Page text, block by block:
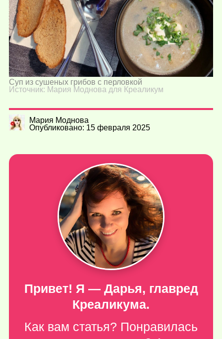
Суп из сушеных грибов с перловкой
Источник: Мария Моднова для Креаликум
Мария Моднова
Опубликовано: 15 февраля 2025
Привет! Я — Дарья, главред
Креаликума.
Как вам статья? Понравилась